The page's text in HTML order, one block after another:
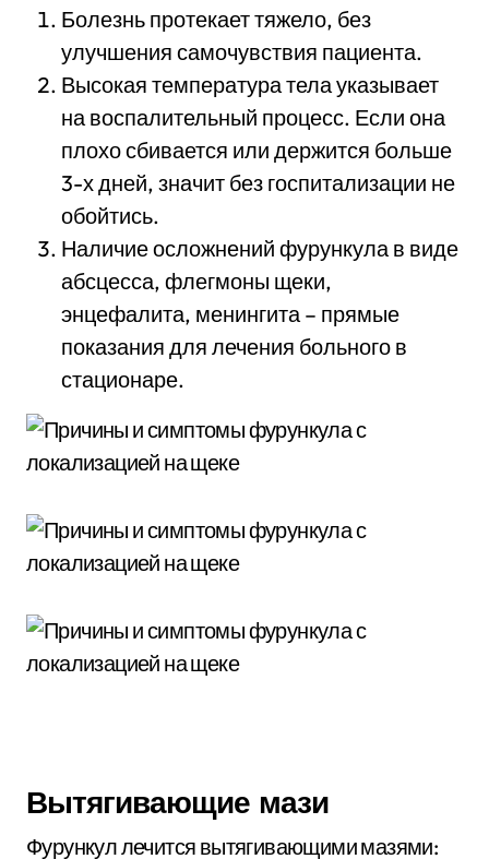
Болезнь протекает тяжело, без
улучшения самочувствия пациента.
Высокая температура тела указывает
на воспалительный процесс. Если она
плохо сбивается или держится больше
3-х дней, значит без госпитализации не
обойтись.
Наличие осложнений фурункула в виде
абсцесса, флегмоны щеки,
энцефалита, менингита – прямые
показания для лечения больного в
стационаре.
Вытягивающие мази
Фурункул лечится вытягивающими мазями: